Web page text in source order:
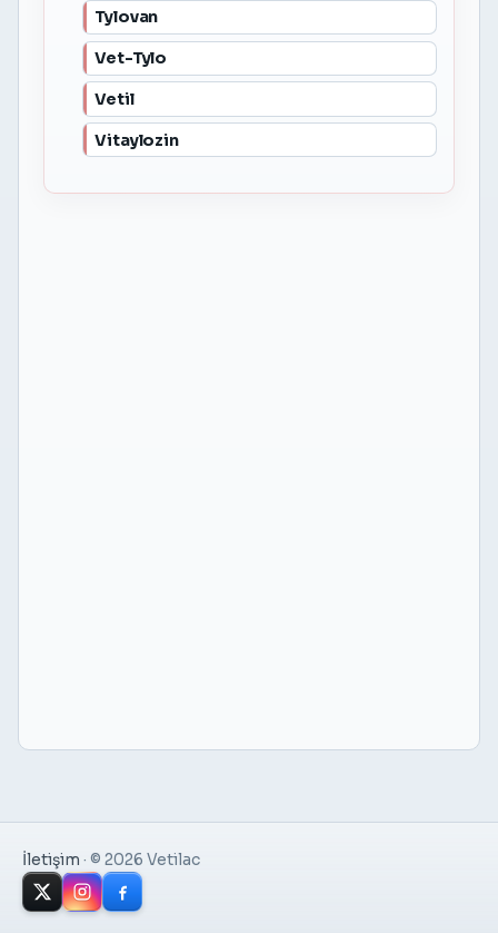
Tylovan
Vet-Tylo
Vetil
Vitaylozin
İletişim · © 2026 Vetilac